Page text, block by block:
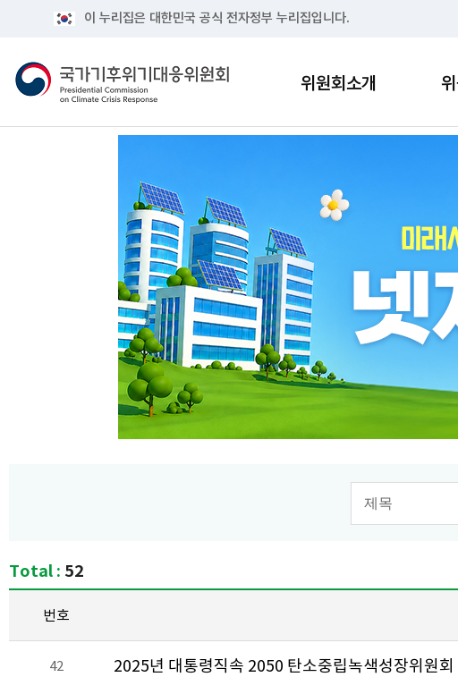
이 누리집은 대한민국 공식 전자정부 누리집입니다.
위원회소개
검색 옵션선택
Total : 52
번호
42 2025년 대통령직속 2050 탄소중립녹색성장위원